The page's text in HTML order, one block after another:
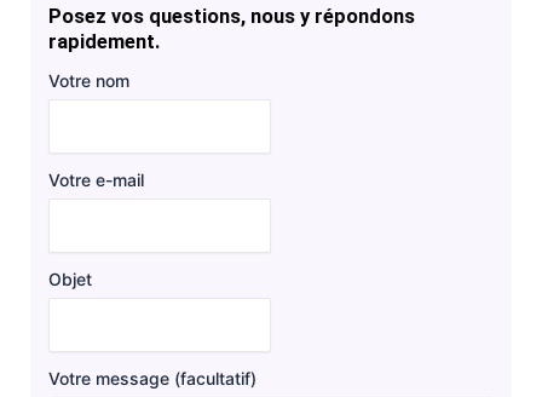
Posez vos questions, nous y répondons
rapidement.
Votre nom
Votre e-mail
Objet
Votre message (facultatif)